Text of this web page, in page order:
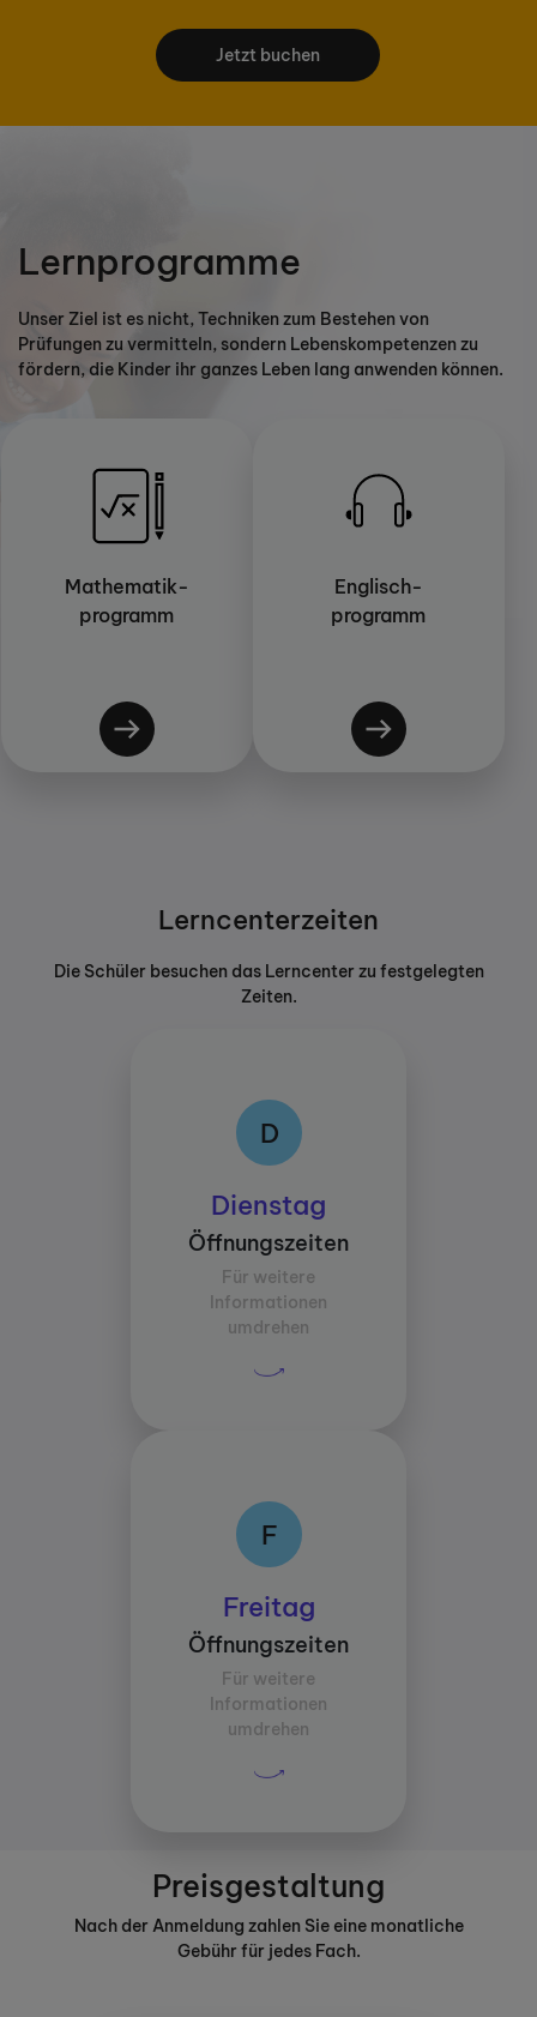
Jetzt buchen
Lernprogramme
Unser Ziel ist es nicht, Techniken zum Bestehen von
Prüfungen zu vermitteln, sondern Lebenskompetenzen zu
fördern, die Kinder ihr ganzes Leben lang anwenden können.
Mathematik-
programm
Englisch-
programm
Lerncenterzeiten
Die Schüler besuchen das Lerncenter zu festgelegten
Zeiten.
D
Dienstag
Öffnungszeiten
Für weitere
Informationen
umdrehen
D
Öffnungszeiten:
Zwischen 14:00 und
17:30
Durchschnittliche
Lernzeit pro Fach:
F
Freitag
Öffnungszeiten
Für weitere
Informationen
umdrehen
F
Öffnungszeiten:
Zwischen 14:00 und
17:30
Durchschnittliche
Lernzeit pro Fach:
Preisgestaltung
Nach der Anmeldung zahlen Sie eine monatliche
Gebühr für jedes Fach.